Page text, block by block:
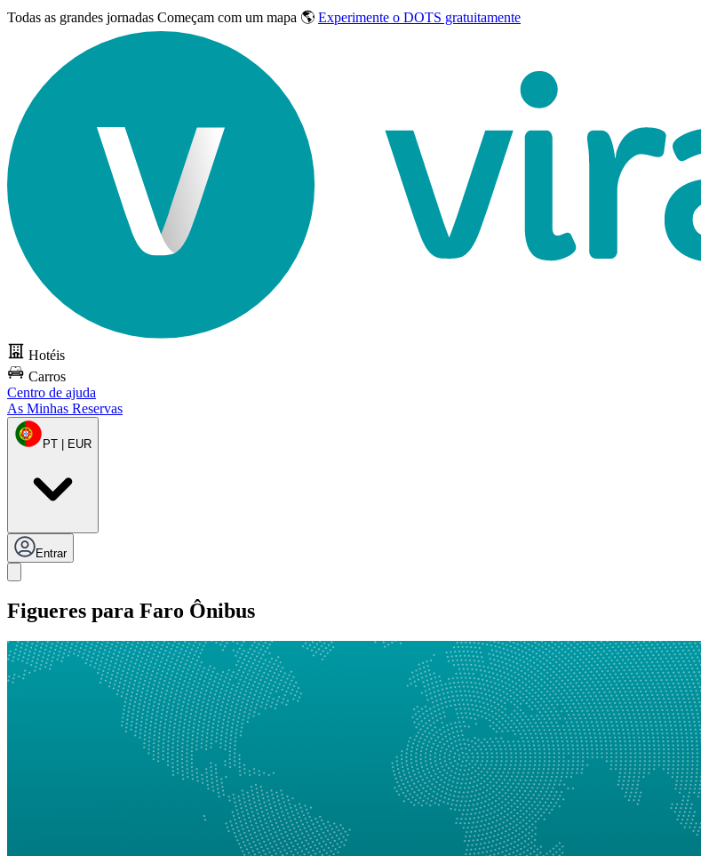
Todas as grandes jornadas Começam com um mapa 🌎 Experimente o DOTS gratuitamente
Hotéis
Carros
Centro de ajuda
As Minhas Reservas
PT | EUR
Entrar
Figueres para Faro Ônibus